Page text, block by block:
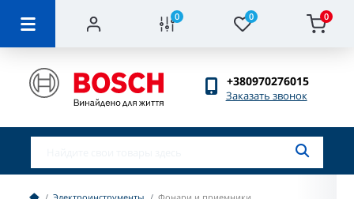
0 0 0
+380970276015
Заказать звонок